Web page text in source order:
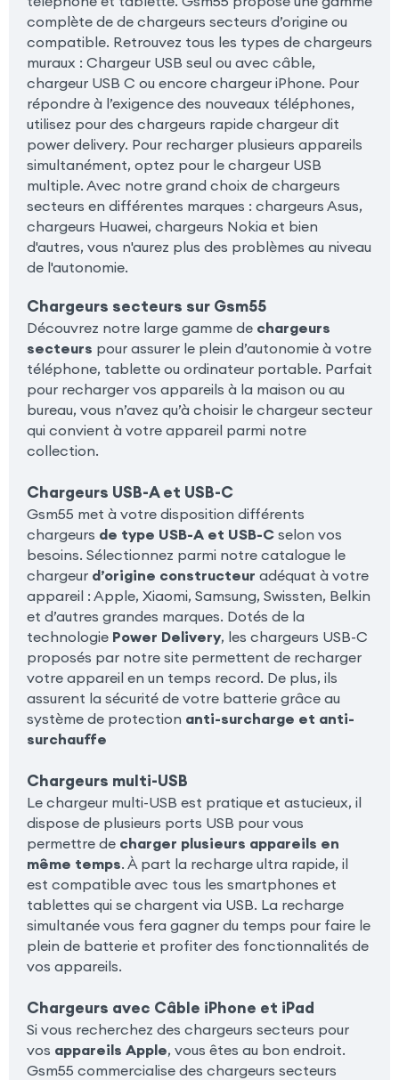
complète de de chargeurs secteurs d’origine ou
compatible. Retrouvez tous les types de chargeurs
muraux : Chargeur USB seul ou avec câble,
chargeur USB C ou encore chargeur iPhone. Pour
répondre à l’exigence des nouveaux téléphones,
utilisez pour des chargeurs rapide chargeur dit
power delivery. Pour recharger plusieurs appareils
simultanément, optez pour le chargeur USB
multiple. Avec notre grand choix de chargeurs
secteurs en différentes marques : chargeurs Asus,
chargeurs Huawei, chargeurs Nokia et bien
d'autres, vous n'aurez plus des problèmes au niveau
de l'autonomie.
Chargeurs secteurs sur Gsm55
Découvrez notre large gamme de chargeurs
secteurs pour assurer le plein d’autonomie à votre
téléphone, tablette ou ordinateur portable. Parfait
pour recharger vos appareils à la maison ou au
bureau, vous n’avez qu’à choisir le chargeur secteur
qui convient à votre appareil parmi notre
collection.
Chargeurs USB-A et USB-C
Gsm55 met à votre disposition différents
chargeurs de type USB-A et USB-Cselon vos
besoins. Sélectionnez parmi notre catalogue le
chargeur d’origine constructeur adéquat à votre
appareil : Apple, Xiaomi, Samsung, Swissten, Belkin
et d’autres grandes marques. Dotés de la
technologie Power Delivery, les chargeurs USB-C
proposés par notre site permettent de recharger
votre appareil en un temps record. De plus, ils
assurent la sécurité de votre batterie grâce au
système de protection anti-surcharge et anti-
surchauffe
Chargeurs multi-USB
Le chargeur multi-USB est pratique et astucieux, il
dispose de plusieurs ports USB pour vous
permettre de charger plusieurs appareils en
même temps. À part la recharge ultra rapide, il
est compatible avec tous les smartphones et
tablettes qui se chargent via USB. La recharge
simultanée vous fera gagner du temps pour faire le
plein de batterie et profiter des fonctionnalités de
vos appareils.
Chargeurs avec Câble iPhone et iPad
Si vous recherchez des chargeurs secteurs pour
vos appareils Apple, vous êtes au bon endroit.
Gsm55 commercialise des chargeurs secteurs